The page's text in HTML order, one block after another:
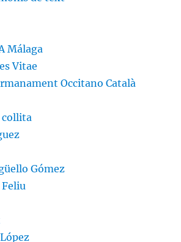
Málaga
Vitae
Occitano Català
collita
Gómez